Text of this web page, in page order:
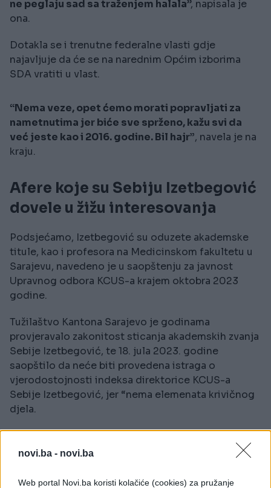
novi.ba - novi.ba
Web portal Novi.ba koristi kolačiće (cookies) za pružanje
ne peglaju sad sa traženjem halala”, napisala je
ona.
Dotakla se i trenutne federalne vlasti gdje
najavljuje da će se na narednim Općim izborima
SDA vratiti u vlast.
“Nema veze, opet ćemo morati popravljati za
nametnutima jer biće sve sprženo, kažu svi da
već jeste kao i 2016. godine. Bil hajr”, navela je na
kraju.
Afere koje su Sebiju Izetbegović
dovele u žižu interesovanja
Podsjećamo, Izetbegović su oduzete akademske
titule, kao i profesora na Medicinskom fakultetu u
Sarajevu, navedeno je u saopštenju za javnost
Upravnog odbora KCUS-a krajem oktobra 2023
godine.
Tužilaštvo Kantona Sarajevo je godinama
provjeravalo zakonitost sticanja akademskih zvanja
Sebije Izetbegović, te 18. jula 2023. godine
saopštilo da neće biti provedena istraga o
vjerodostojnosti indeksa direktorice KCUS-a
Sebije Izetbegović, jer “nema elemenata krivičnog
djela.
Mandat Sebije Izetbegović, supruge predsjednika
Stranke demokratske akcije (SDA) Bakira
postdiplomskih i doktorskih akademskih zvanja.